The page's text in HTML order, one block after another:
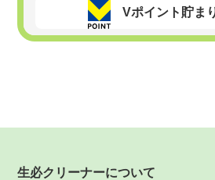
Vポイント貯ま
生必クリーナーについて